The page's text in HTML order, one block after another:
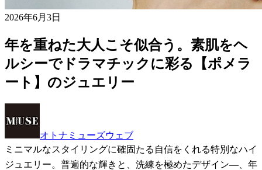
2026年6月3日
年を重ねた大人こそ似合う。素肌をヘ
ルシーでドラマチックに彩る【ポメラ
ート】のジュエリー
オトナミューズウェブ
ミニマルなスタイリングに確固たる自信をくれる特別なハイ
ジュエリー。普遍的な輝きと、洗練を極めたデザイン—、年